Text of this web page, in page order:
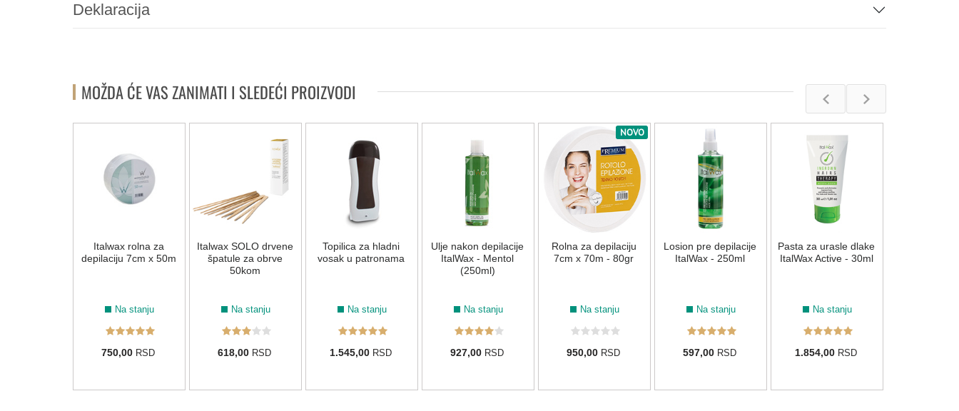
Deklaracija
MOŽDA ĆE VAS ZANIMATI I SLEDEĆI PROIZVODI
Italwax rolna za
depilaciju 7cm x 50m
Na stanju
750,00 RSD
Italwax SOLO drvene
špatule za obrve
50kom
Na stanju
618,00 RSD
Topilica za hladni
vosak u patronama
Na stanju
1.545,00 RSD
Ulje nakon depilacije
ItalWax - Mentol
(250ml)
Na stanju
927,00 RSD
NOVO
Rolna za depilaciju
7cm x 70m - 80gr
Na stanju
950,00 RSD
Losion pre depilacije
ItalWax - 250ml
Na stanju
597,00 RSD
Pasta za urasle dlake
ItalWax Active - 30ml
Na stanju
1.854,00 RSD